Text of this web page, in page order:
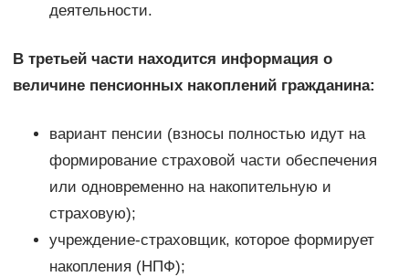
деятельности.
В третьей части находится информация о
величине пенсионных накоплений гражданина:
вариант пенсии (взносы полностью идут на
формирование страховой части обеспечения
или одновременно на накопительную и
страховую);
учреждение-страховщик, которое формирует
накопления (НПФ);